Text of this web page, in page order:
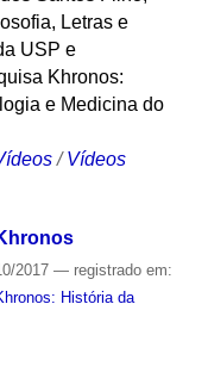
Letras e
USP e
Khronos:
e Medicina do
/Vídeos
2017 — registrado em:
História da